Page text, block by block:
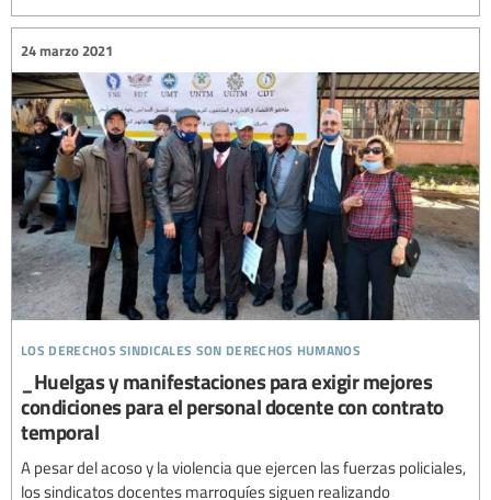
los derechos sindicales son derechos humanos
24 marzo 2021
_Huelgas y manifestaciones para exigir mejores
condiciones para el personal docente con contrato
temporal
A pesar del acoso y la violencia que ejercen las fuerzas policiales,
los sindicatos docentes marroquíes siguen realizando